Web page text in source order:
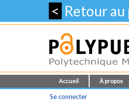
< Retour
Accueil À propos
Se connecter